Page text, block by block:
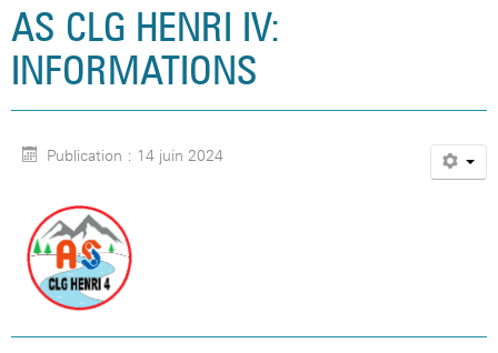
AS CLG HENRI IV:
INFORMATIONS
Publication : 14 juin 2024